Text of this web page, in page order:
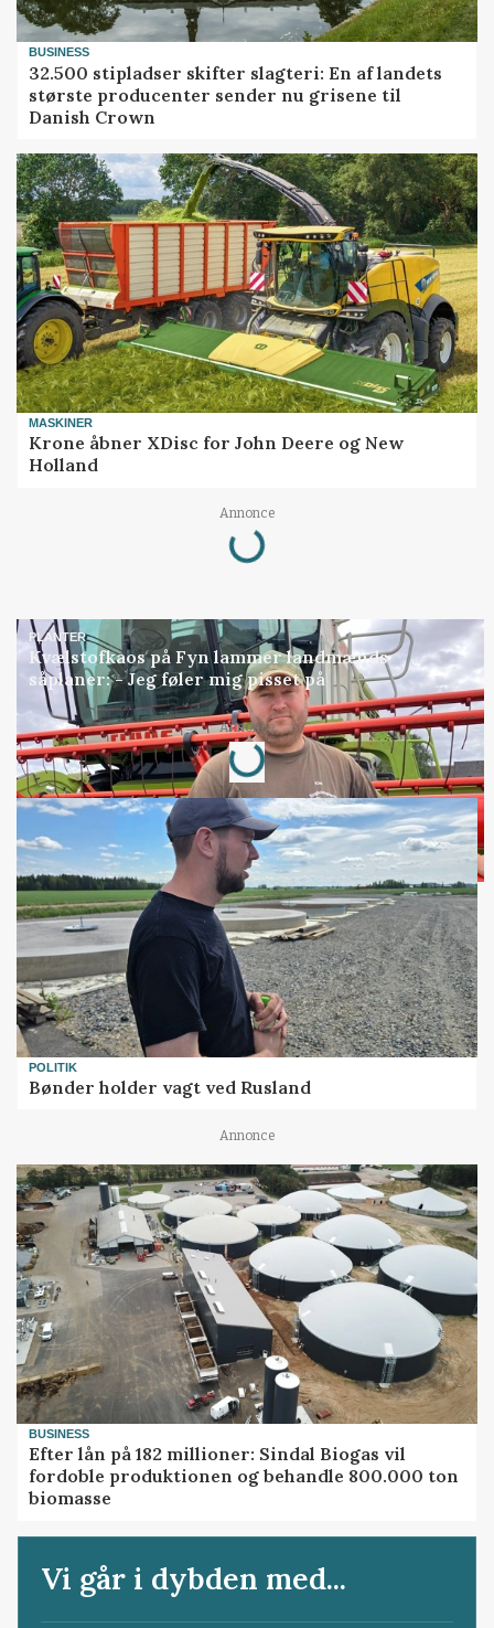
BUSINESS
32.500 stipladser skifter slagteri: En af landets
største producenter sender nu grisene til
Danish Crown
MASKINER
Krone åbner XDisc for John Deere og New
Holland
Annonce
Loading...
PLANTER
Kvælstofkaos på Fyn lammer landmænds
såplaner: - Jeg føler mig pisset på
Annonce
Loading...
POLITIK
Bønder holder vagt ved Rusland
Annonce
BUSINESS
Efter lån på 182 millioner: Sindal Biogas vil
fordoble produktionen og behandle 800.000 ton
biomasse
Vi går i dybden med...